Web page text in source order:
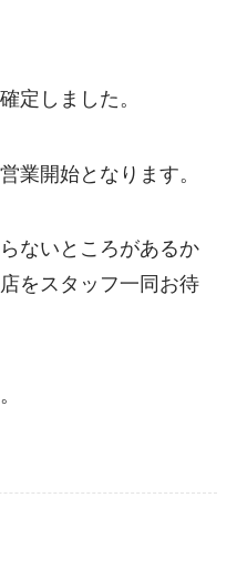
定しました。
業開始となります。
ないところがあるか
をスタッフ一同お待